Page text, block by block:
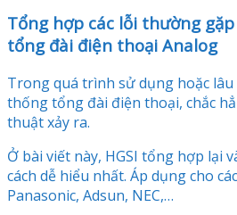
Tổng hợp các lỗi thường
tổng đài điện thoại Analog
Trong quá trình sử dụng hoặc lâu
thống tổng đài điện thoại, chắc
thuật xảy ra.
Ở bài viết này, HGSI tổng hợp lại
cách dễ hiểu nhất. Áp dụng cho
Panasonic, Adsun, NEC,…